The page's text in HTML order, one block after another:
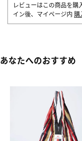
レビューはこの商品を購
イン後、マイページ内 購
あなたへのおすすめ